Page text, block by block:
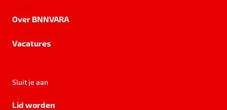
Over BNNVARA
Vacatures
Sluit je aan
Lid worden